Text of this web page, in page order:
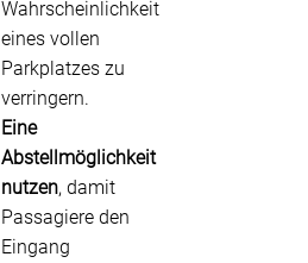
Wahrscheinlichkeit
eines vollen
Parkplatzes zu
verringern.
Eine
Abstellmöglichkeit
nutzen, damit
Passagiere den
Eingang